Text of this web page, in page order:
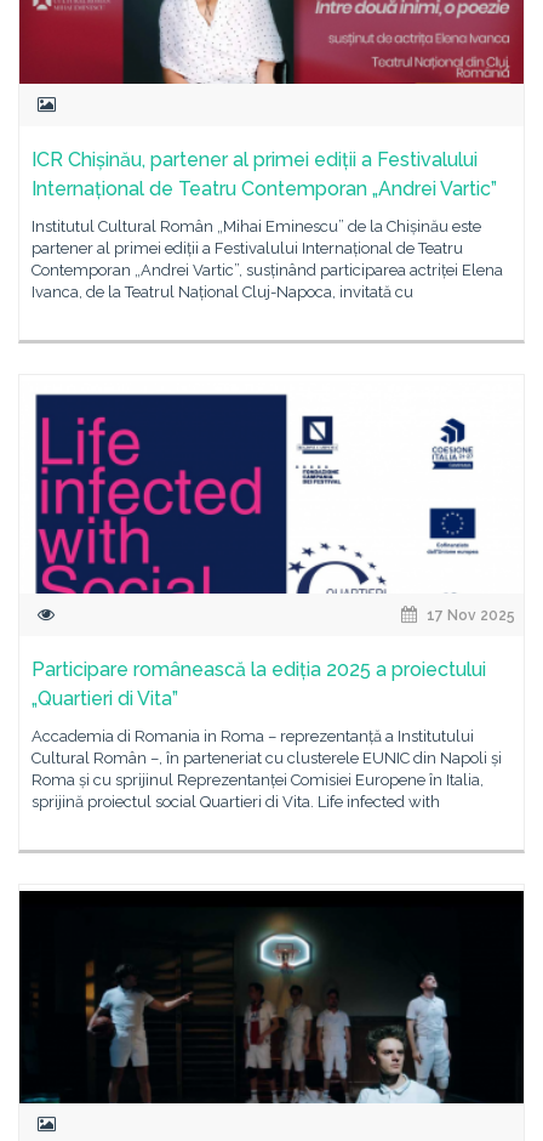
ICR Chișinău, partener al primei ediții a Festivalului
Internațional de Teatru Contemporan „Andrei Vartic”
Institutul Cultural Român „Mihai Eminescu” de la Chișinău este
partener al primei ediții a Festivalului Internațional de Teatru
Contemporan „Andrei Vartic”, susținând participarea actriței Elena
Ivanca, de la Teatrul Național Cluj-Napoca, invitată cu
17 Nov 2025
Participare românească la ediția 2025 a proiectului
„Quartieri di Vita”
Accademia di Romania in Roma – reprezentanță a Institutului
Cultural Român –, în parteneriat cu clusterele EUNIC din Napoli și
Roma și cu sprijinul Reprezentanței Comisiei Europene în Italia,
sprijină proiectul social Quartieri di Vita. Life infected with